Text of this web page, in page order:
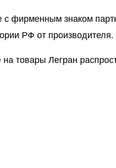
с фирменным знаком
РФ от производителя.
товары Легран